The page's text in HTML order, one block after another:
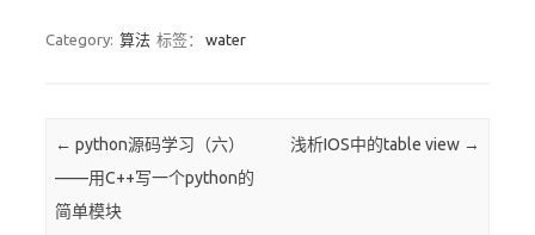
Category: 算法 标签： water
Post navigation
← python源码学习（六）
——用C++写一个python的
简单模块
浅析IOS中的table view →